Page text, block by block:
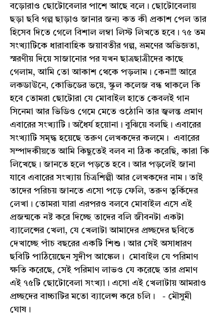
বড়োরাও ছোটোবেলার পাশে আছে বলে। ছোটোবেলায়
ছড়া ছবি গল্প ছাড়াও জানার জন্য কত কী প্রকাশ পেল তার
হিসেব দিতে গেলে বিশাল লম্বা লিস্ট লিখতে হবে। ৭৫ তম
সংখ্যাটিকে ধারাবাহিক জয়াবতীর গল্প, ভ্রমণের অভিজ্ঞতা,
স্মরণীয় দিয়ে সাজানোর পর যখন ছাত্রছাত্রীদের কাছে
গেলাম, আমি তো আকাশ থেকে পড়লাম। কেন!!!! আরে
লকডাউনে, কোভিডের ভয়ে, স্কুল কলেজ বন্ধ থাকলে কি
হবে তোমরা ছোটোরা যে মোবাইল হাতে কেবলই গান
সিনেমা আর ভিডিও গেমে মেতে ওঠোনি তার জ্বলন্ত প্রমাণ
এবারের সংখ্যাটি। অধৈর্য হয়োনা। বুঝিয়ে বলছি। এবারের
সংখ্যাটি সমৃদ্ধ হয়েছে তরুণ লেখকদের কলমে। এবারের
সম্পাদকীয়তে আমি কিছুতেই বলব না ঠিক করেছি, কারা কি
লিখেছে। জানতে হলে পড়তে হবে। আর পড়লেই জানা
যাবে এবারের সংখ্যায় চিত্রশিল্পী আর লেখকদের নাম। তাই
তাদের পরিচয় জানতে এসো পড়ে ফেলি, তরুণ তুর্কিদের
লেখা। তোমরা যারা এরপরও বলবে মোবাইল এসে এই
প্রজন্মকে নষ্ট করে দিচ্ছে তাদের বলি জীবনটা একটা
ব্যালেন্সের খেলা, যে খেলাটা আমাদের প্রচ্ছদের ছবিতে
দেখাচ্ছে পাঁচ বছরের একটি শিশু। আর সেই অসাধারণ
ছবিটি পাঠিয়েছেন সুদীপ আঙ্কেল। মোবাইল যে পরিমাণ
ক্ষতি করেছে, সেই পরিমাণ লাভও যে করেছে তার প্রমাণ
এই ৭৫টি ছোটোবেলা সংখ্যা। এসো এই খেলাটায় আমরাও
প্রচ্ছদের বাচ্চাটির মতো ব্যালেন্স করে চলি। - মৌসুমী
ঘোষ।